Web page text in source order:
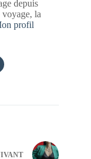
depuis
la
profil